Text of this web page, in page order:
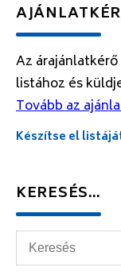
Az
listához és
Tovább az
Készítse el
KERESÉS…